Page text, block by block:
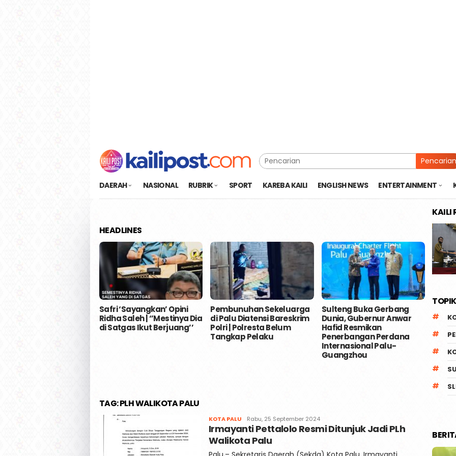
Pencarian
DAERAH NASIONAL RUBRIK SPORT KAREBA KAILI ENGLISH NEWS ENTERTAINMENT
HEADLINES
Safri ‘Sayangkan’ Opini
Ridha Saleh | ‘’Mestinya Dia
di Satgas Ikut Berjuang’’
Pembunuhan Sekeluarga
di Palu Diatensi Bareskrim
Polri | Polresta Belum
Tangkap Pelaku
Sulteng Buka Gerbang
Dunia, Gubernur Anwar
Hafid Resmikan
Penerbangan Perdana
Internasional Palu-
Guangzhou
Tolak
DBH
TAG:PLH WALIKOTA PALU
KOTA PALU Redaksi
Kaili
Post
Rabu, 25 September 2024
Irmayanti Pettalolo Resmi Ditunjuk Jadi PLh
Walikota Palu
KAILI